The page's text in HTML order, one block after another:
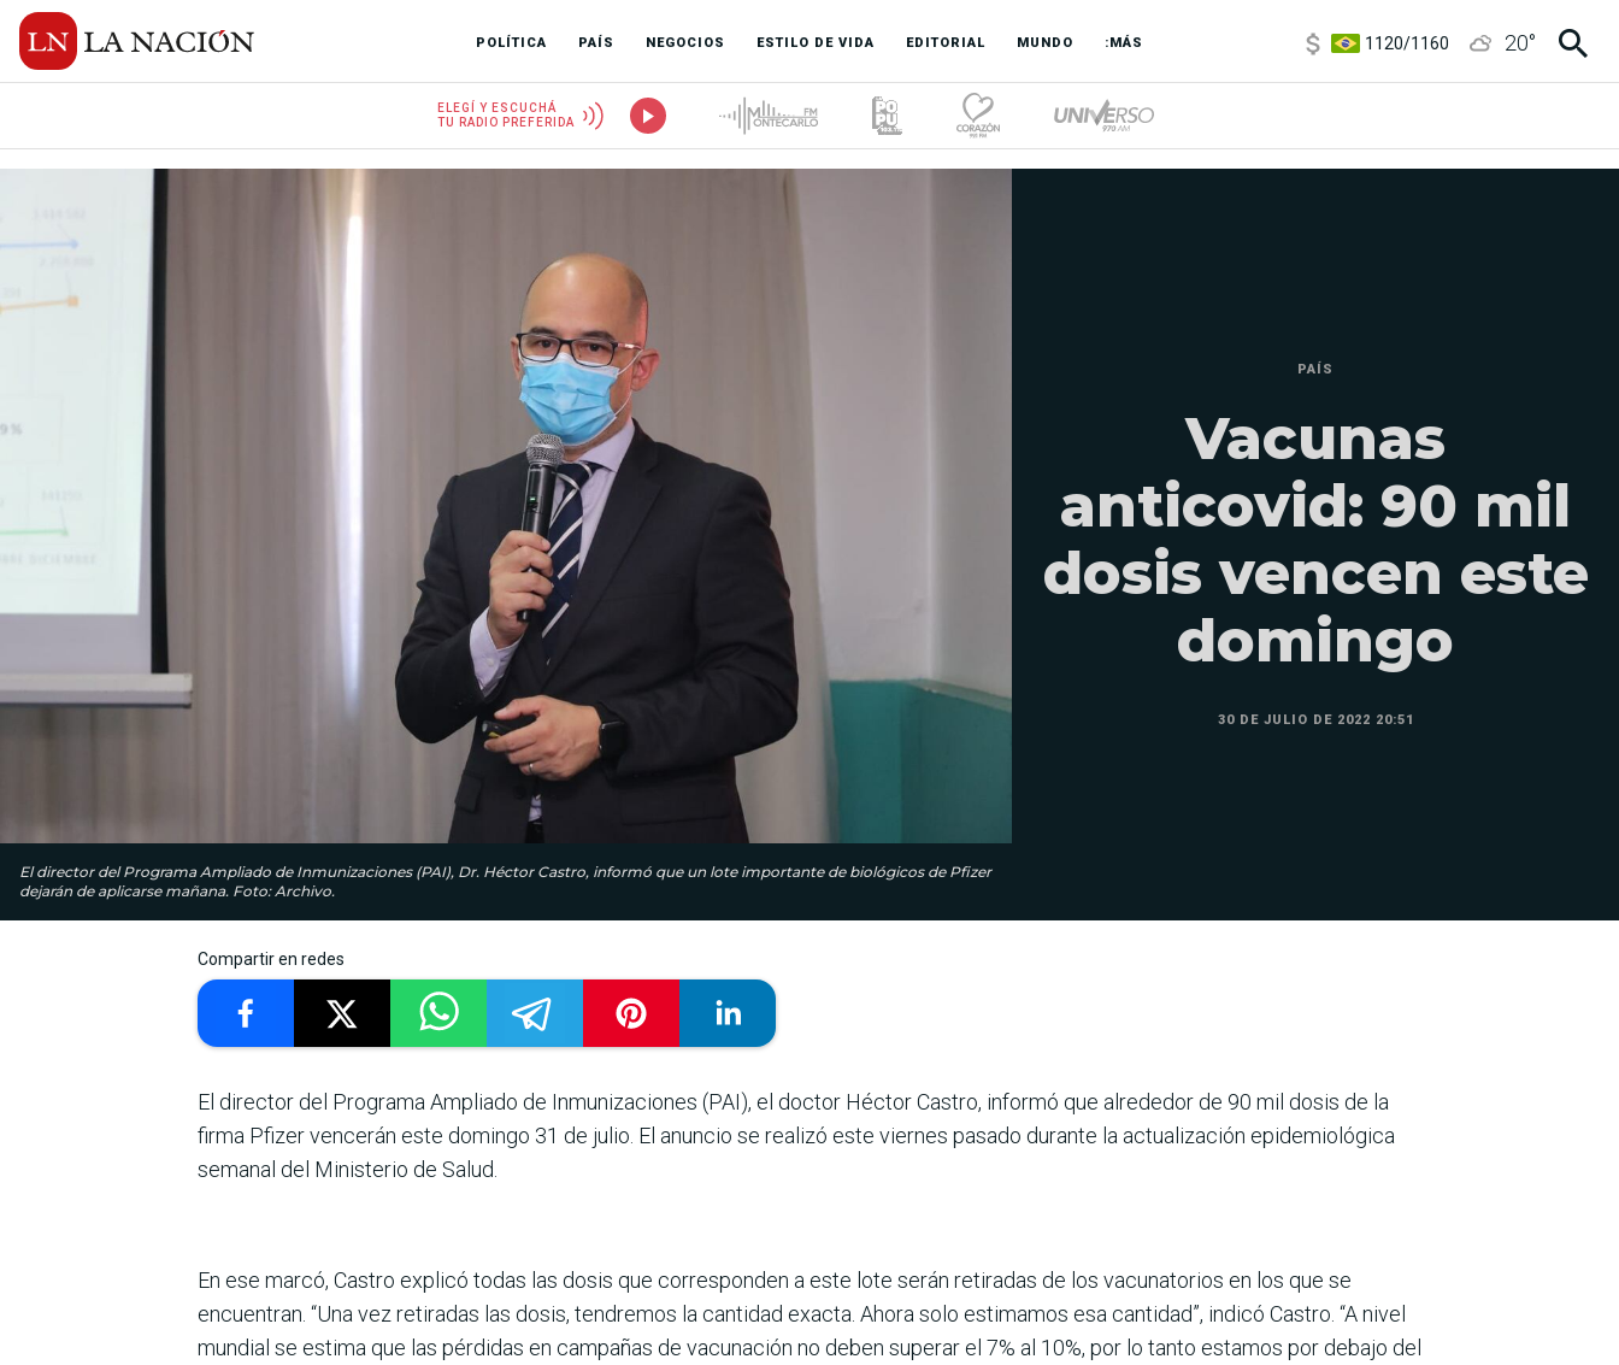
POLÍTICA PAÍS NEGOCIOS ESTILO DE VIDA EDITORIAL MUNDO :MÁS
3,6/3,9
20°
ELEGÍ Y ESCUCHÁ
TU RADIO PREFERIDA
El director del Programa Ampliado de Inmunizaciones (PAI), Dr. Héctor Castro, informó que un lote importante de biológicos de Pfizer
dejarán de aplicarse mañana. Foto: Archivo.
PAÍS
Vacunas
anticovid: 90 mil
dosis vencen este
domingo
30 DE JULIO DE 2022 20:51
Compartir en redes
El director del Programa Ampliado de Inmunizaciones (PAI), el doctor Héctor Castro, informó que alrededor de 90 mil dosis de la
firma Pfizer vencerán este domingo 31 de julio. El anuncio se realizó este viernes pasado durante la actualización epidemiológica
semanal del Ministerio de Salud.
En ese marcó, Castro explicó todas las dosis que corresponden a este lote serán retiradas de los vacunatorios en los que se
encuentran. “Una vez retiradas las dosis, tendremos la cantidad exacta. Ahora solo estimamos esa cantidad”, indicó Castro. “A nivel
mundial se estima que las pérdidas en campañas de vacunación no deben superar el 7% al 10%, por lo tanto estamos por debajo del